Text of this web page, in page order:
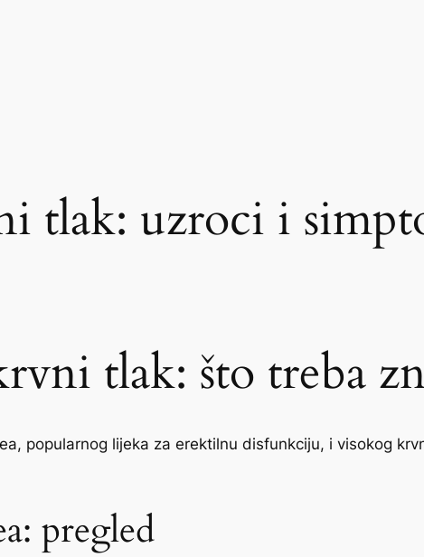
tlak: uzroci i
tlak: što treba
popularnog lijeka za erektilnu disfunkciju, i visokog
pregled